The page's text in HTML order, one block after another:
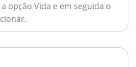
opção Vida e em seguida o